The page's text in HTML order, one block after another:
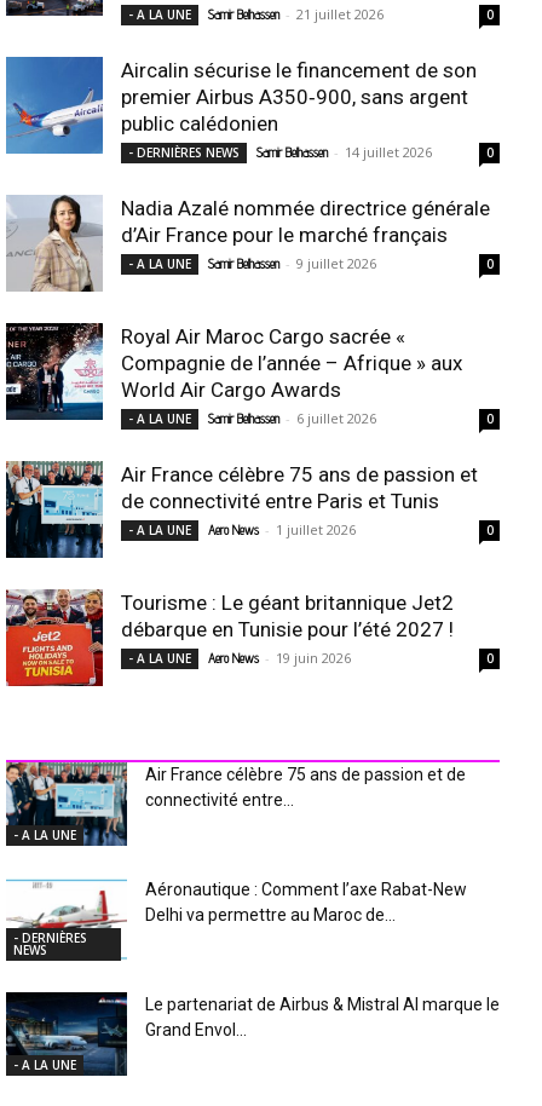
- A LA UNE Samir Belhassen - 21 juillet 2026 0
Aircalin sécurise le financement de son
premier Airbus A350‑900, sans argent
public calédonien
- DERNIÈRES NEWS Samir Belhassen - 14 juillet 2026 0
Nadia Azalé nommée directrice générale
d’Air France pour le marché français
- A LA UNE Samir Belhassen - 9 juillet 2026 0
Royal Air Maroc Cargo sacrée «
Compagnie de l’année – Afrique » aux
World Air Cargo Awards
- A LA UNE Samir Belhassen - 6 juillet 2026 0
Air France célèbre 75 ans de passion et
de connectivité entre Paris et Tunis
- A LA UNE Aero News - 1 juillet 2026 0
Tourisme : Le géant britannique Jet2
débarque en Tunisie pour l’été 2027 !
- A LA UNE Aero News - 19 juin 2026 0
- A LA UNE
Air France célèbre 75 ans de passion et de
connectivité entre...
- DERNIÈRES
NEWS
Aéronautique : Comment l’axe Rabat-New
Delhi va permettre au Maroc de...
- A LA UNE
Le partenariat de Airbus & Mistral AI marque le
Grand Envol...